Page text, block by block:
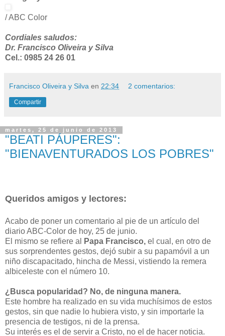
/ ABC Color
Cordiales saludos:
Dr. Francisco Oliveira y Silva
Cel.: 0985 24 26 01
Francisco Oliveira y Silva en 22:34 2 comentarios:
Compartir
martes, 25 de junio de 2013
"BEATI PÁUPERES":
"BIENAVENTURADOS LOS POBRES"
Queridos amigos y lectores:
Acabo de poner un comentario al pie de un artículo del
diario ABC-Color de hoy, 25 de junio.
El mismo se refiere al
Papa Francisco, el cual, en otro de
sus sorprendentes gestos, dejó subir a su papamóvil a un
niño discapacitado, hincha de Messi, vistiendo la remera
albiceleste con el número 10.
¿Busca popularidad? No, de ninguna manera.
Este hombre ha realizado en su vida muchísimos de estos
gestos, sin que nadie lo hubiera visto, y sin importarle la
presencia de testigos, ni de la prensa.
Su interés es el de servir a Cristo, no el de hacer noticia.